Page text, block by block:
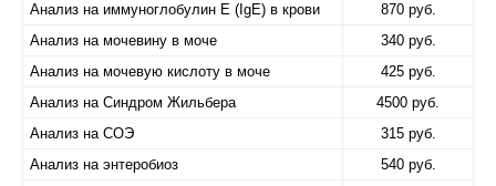
Анализ на иммуноглобулин Е (IgE) в крови
870 руб.
Анализ на мочевину в моче
340 руб.
Анализ на мочевую кислоту в моче
425 руб.
Анализ на Синдром Жильбера
4500 руб.
Анализ на СОЭ
315 руб.
Анализ на энтеробиоз
540 руб.